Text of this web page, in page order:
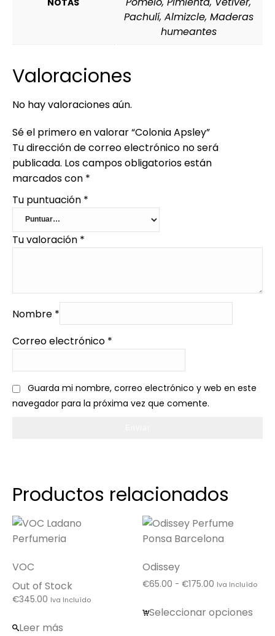
NOTAS
Pachulí, Almizcle, Maderas
humeantes
Valoraciones
No hay valoraciones aún.
Sé el primero en valorar “Colonia Apsley”
Tu dirección de correo electrónico no será
publicada. Los campos obligatorios están
marcados con *
Tu puntuación *
Tu valoración *
Nombre *
Correo electrónico *
Guarda mi nombre, correo electrónico y web en este
navegador para la próxima vez que comente.
Productos relacionados
VOC
Out of Stock
€345.00 Iva Incluído
Leer más
Odissey
€65.00 - €175.00 Rango
precios:
desde
Iva Incluído
Seleccionar opciones